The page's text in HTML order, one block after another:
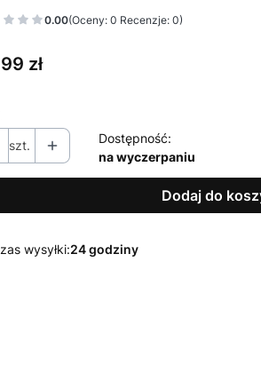
0.00(Oceny: 0 Recenzje: 0)
zł
szt.
Dostępność:
na wyczerpaniu
Dodaj do
wysyłki:24 godziny